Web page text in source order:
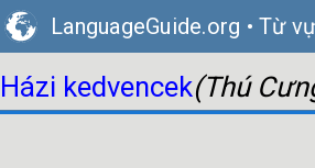
LanguageGuide.org • Từ
Házi kedvencek(Thú